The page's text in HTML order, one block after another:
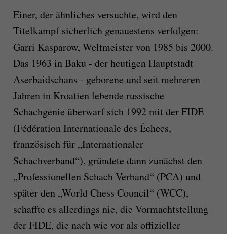
Einer, der ähnliches versuchte, wird den
Titelkampf sicherlich genauestens verfolgen:
Garri Kasparow, Weltmeister von 1985 bis 2000.
Das 1963 in Baku - der heutigen Hauptstadt
Aserbaidschans - geborene und seit mehreren
Jahren in Kroatien lebende russische
Schachgenie überwarf sich 1992 mit der FIDE
(Fédération Internationale des Échecs,
französisch für „Internationaler
Schachverband“), gründete dann zunächst den
„Professionellen Schach Verband“ (PCA) und
später den „World Chess Council“ (WCC),
schaffte es allerdings nie, die Vormachtstellung
der FIDE, die nach wie vor als offizieller